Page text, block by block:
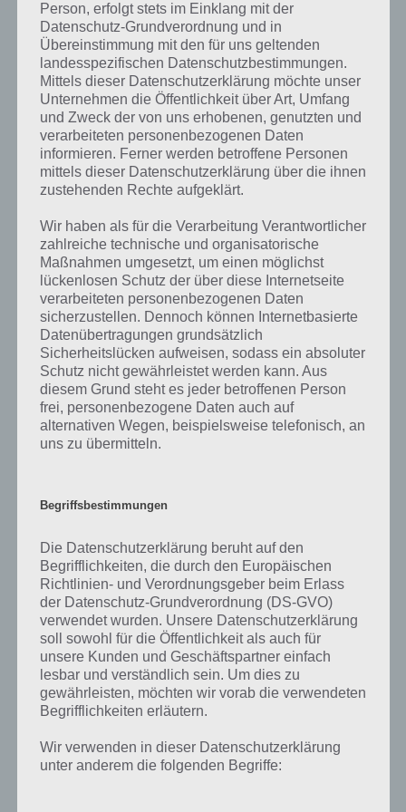
Ragdoll Run Tipps und Tricks
Als ersten Tipp kann ich euch geben zunächst mit der Steuerung
vertraut zu machen. So kam ich zunächst in Level 1 von Ragdoll Run
so gut wie nicht weiter, weil ich das mit der Drehung noch nicht
verinnerlicht hatte. Allerdings muss man sagen, dass die Bewegung
geben scheint.
Weitere Tipps und Tricks haben wir zu Ragdoll Run noch nicht. Falls
du Probleme hattest und so Tipps und Tricks angeeignet hast, teile
uns diese bitte einfach in den Kommentaren mit.
Ragdoll Run Cheats
Natürlich sind Cheats bei Spielen immer sehr beliebt. Allerdings
scheint es für Ragdoll Run keine Cheats zu geben. Zumindest finden
sich im Internet noch keine. Falls uns aber welche bekannt werden,
Ragdoll Run Lösung
Leider gibt es zu Ragdoll Run keine Lösung bzw. Video Walkthrough.
Daher können wir euch leider keine Videos bereitstellen. Allerdings
könnt ihr gerne in den Kommentaren nach Lösungen fragen. Wir
versuchen dann das Level zu spielen und euch dann zu helfen.
Auf WhatsApp teilen
Tweet auf Twitter
Person, erfolgt stets im Einklang mit der
Datenschutz-Grundverordnung und in
Übereinstimmung mit den für uns geltenden
landesspezifischen Datenschutzbestimmungen.
Mittels dieser Datenschutzerklärung möchte unser
Unternehmen die Öffentlichkeit über Art, Umfang
und Zweck der von uns erhobenen, genutzten und
verarbeiteten personenbezogenen Daten
informieren. Ferner werden betroffene Personen
mittels dieser Datenschutzerklärung über die ihnen
zustehenden Rechte aufgeklärt.
Wir haben als für die Verarbeitung Verantwortlicher
zahlreiche technische und organisatorische
Maßnahmen umgesetzt, um einen möglichst
lückenlosen Schutz der über diese Internetseite
verarbeiteten personenbezogenen Daten
sicherzustellen. Dennoch können Internetbasierte
Datenübertragungen grundsätzlich
Sicherheitslücken aufweisen, sodass ein absoluter
Schutz nicht gewährleistet werden kann. Aus
diesem Grund steht es jeder betroffenen Person
frei, personenbezogene Daten auch auf
alternativen Wegen, beispielsweise telefonisch, an
uns zu übermitteln.
Begriffsbestimmungen
Die Datenschutzerklärung beruht auf den
Begrifflichkeiten, die durch den Europäischen
Richtlinien- und Verordnungsgeber beim Erlass
der Datenschutz-Grundverordnung (DS-GVO)
verwendet wurden. Unsere Datenschutzerklärung
soll sowohl für die Öffentlichkeit als auch für
unsere Kunden und Geschäftspartner einfach
lesbar und verständlich sein. Um dies zu
gewährleisten, möchten wir vorab die verwendeten
Begrifflichkeiten erläutern.
Wir verwenden in dieser Datenschutzerklärung
unter anderem die folgenden Begriffe: